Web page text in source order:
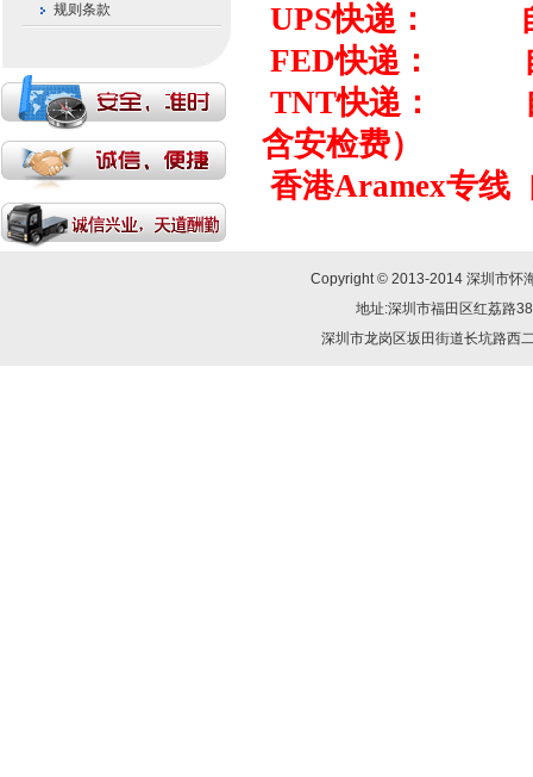
规则条款
UPS快递： 自
FED快递： 自
TNT快递： 自
含安检费）
香港Aramex专线
Copyright © 2013-2014 深圳市怀
地址:深圳市福田区红荔路
深圳市龙岗区坂田街道长坑路西